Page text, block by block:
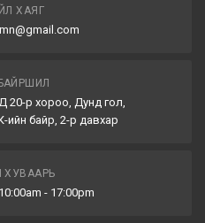
ХАЯГ
20-р хороо, Дунд гол,
ийн байр, 2-р давхар
ХУВААРЬ
- 17:00pm